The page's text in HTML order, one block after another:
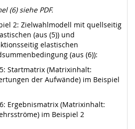
(6) siehe PDF.
2: Zielwahlmodell mit quellseitig
(aus (5)) und
elastischen
(aus (6)):
Startmatrix (Matrixinhalt:
der Aufwände) im Beispiel
Ergebnismatrix (Matrixinhalt:
im Beispiel 2